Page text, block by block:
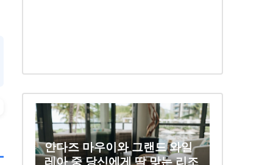
안다즈 마우이와 그랜드 와일